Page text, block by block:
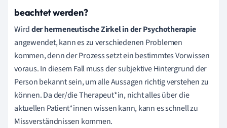
beachtet werden?
Wirdder hermeneutische Zirkel in der Psychotherapie
angewendet, kann es zu verschiedenen Problemen
kommen, denn der Prozess setzt ein bestimmtes Vorwissen
voraus. In diesem Fall muss der subjektive Hintergrund der
Person bekannt sein, um alle Aussagen richtig verstehen zu
können. Da der/die Therapeut*in, nicht alles über die
aktuellen Patient*innen wissen kann, kann es schnell zu
Missverständnissen kommen.